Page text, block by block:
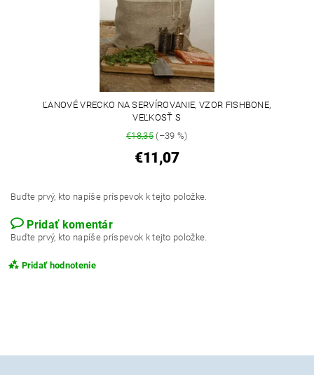
ĽANOVÉ VRECKO NA SERVÍROVANIE, VZOR FISHBONE,
VEĽKOSŤ S
€18,35(–39 %)
€11,07
Buďte prvý, kto napíše príspevok k tejto položke.
Pridať komentár
Buďte prvý, kto napíše príspevok k tejto položke.
Pridať hodnotenie